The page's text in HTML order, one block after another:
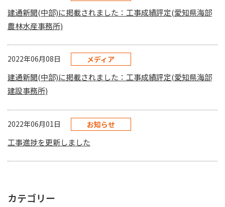
建通新聞(中部)に掲載されました：工事成績評定(愛知県海部
農林水産事務所)
2022年06月08日 メディア
建通新聞(中部)に掲載されました：工事成績評定(愛知県海部
建設事務所)
2022年06月01日 お知らせ
工事進捗を更新しました
カテゴリー